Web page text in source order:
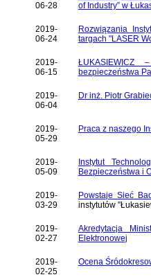
06-28
of Industry” w
2019-
06-24
Rozwiązania
targach "LASER
2019-
06-15
ŁUKASIEWICZ
bezpieczeństwa
2019-
06-04
Dr inż. Piotr
2019-
05-29
Praca z naszego
2019-
05-09
Instytut
Bezpieczeństwa i
2019-
03-29
Powstaje Sieć
instytutów
2019-
02-27
Akredytacja
Elektronowej
2019-
02-25
Ocena